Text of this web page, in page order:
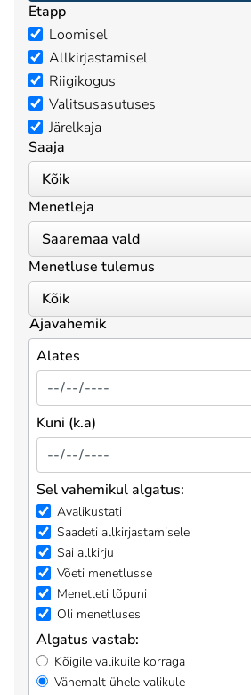
Etapp
Loomisel
Allkirjastamisel
Riigikogus
Valitsusasutuses
Järelkaja
Saaja
Menetleja
Menetluse tulemus
Ajavahemik
Alates
Kuni (k.a)
Sel vahemikul algatus:
Avalikustati
Saadeti allkirjastamisele
Sai allkirju
Võeti menetlusse
Menetleti lõpuni
Oli menetluses
Algatus vastab:
Kõigile valikuile korraga
Vähemalt ühele valikule